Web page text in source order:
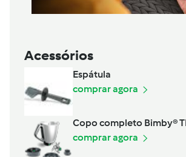
Acessórios
Espátula
comprar agora
Copo completo Bimby®
comprar agora